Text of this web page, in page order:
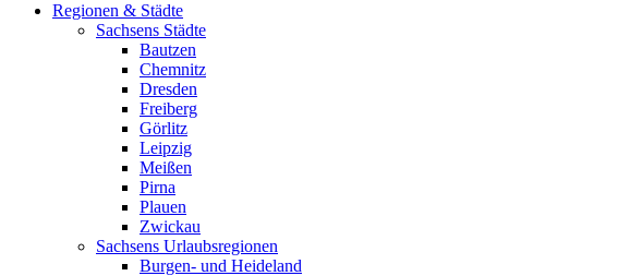
Regionen & Städte
Sachsens Städte
Bautzen
Chemnitz
Dresden
Freiberg
Görlitz
Leipzig
Meißen
Pirna
Plauen
Zwickau
Sachsens Urlaubsregionen
Burgen- und Heideland